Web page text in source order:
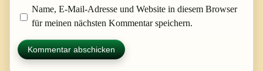
Name, E-Mail-Adresse und Website in diesem Browser
für meinen nächsten Kommentar speichern.